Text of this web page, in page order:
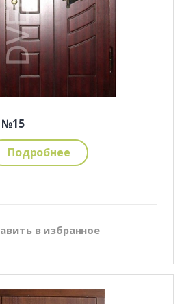
№15
Подробнее
в избранное